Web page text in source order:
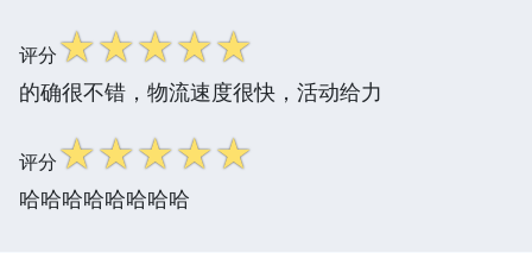
评分☆☆☆☆☆
的确很不错，物流速度很快，活动给力
评分☆☆☆☆☆
哈哈哈哈哈哈哈哈